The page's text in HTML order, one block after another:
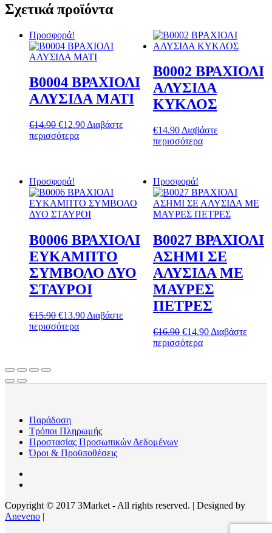
Σχετικά προϊόντα
Προσφορά!
B0004 ΒΡΑΧΙΟΛΙ
ΑΛΥΣΙΔΑ ΜΑΤΙ
€14.90 Original
price
€12.90ΗΔιαβάστε
περισσότερα
B0002 ΒΡΑΧΙΟΛΙ
ΑΛΥΣΙΔΑ
ΚΥΚΛΟΣ
€14.90 Διαβάστε
περισσότερα
Προσφορά!
B0006 ΒΡΑΧΙΟΛΙ
ΕΥΚΑΜΠΤΟ
ΣΥΜΒΟΛΟ ΔΥΟ
ΣΤΑΥΡΟΙ
€15.90 Original
price
€13.90ΗΔιαβάστε
περισσότερα
Προσφορά!
B0027 ΒΡΑΧΙΟΛΙ
ΑΣΗΜΙ ΣΕ
ΑΛΥΣΙΔΑ ΜΕ
ΜΑΥΡΕΣ
ΠΕΤΡΕΣ
€16.90 Original
price
€14.90ΗΔιαβάστε
περισσότερα
Παράδοση
Τρόποι Πληρωμής
Προστασίας Προσωπικών Δεδομένων
Όροι & Προϋποθέσεις
Copyright © 2017 3Market - All rights reserved. | Designed by
Aneveno |